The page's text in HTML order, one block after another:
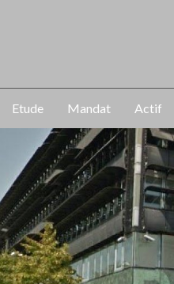
Etude Mandat Actif